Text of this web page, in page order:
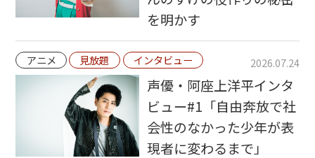
を明かす
アニメ 見放題 インタビュー 2026.07.24
声優・阿座上洋平インタ
ビュー#1「自由奔放で社
会性のなかった少年が表
現者に変わるまで」